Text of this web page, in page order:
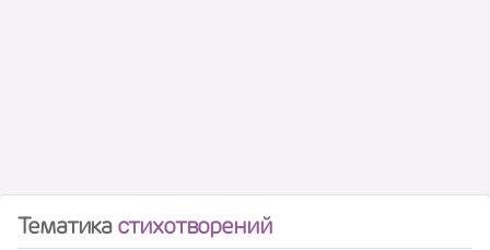
Тематикастихотворений